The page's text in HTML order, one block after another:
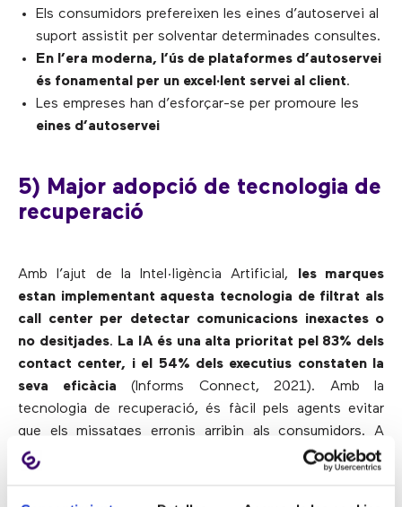
Els consumidors prefereixen les eines d’autoservei al
suport assistit per solventar determinades consultes.
En l’era moderna, l’ús de plataformes d’autoservei
és fonamental per un excel·lent servei al client.
Les empreses han d’esforçar-se per promoure les
eines d’autoservei
5) Major adopció de tecnologia de
recuperació
Amb l’ajut de la Intel·ligència Artificial,
les marques
estan implementant aquesta tecnologia de filtrat als
call center per detectar comunicacions inexactes o
no desitjades. La IA és una alta prioritat pel 83% dels
contact center, i el 54% dels executius constaten la
seva eficàcia (Informs Connect, 2021). Amb la
tecnologia de recuperació, és fàcil pels agents evitar
que els missatges erronis arribin als consumidors. A
més, quan un error té lloc al llarg de la conversa, es nota